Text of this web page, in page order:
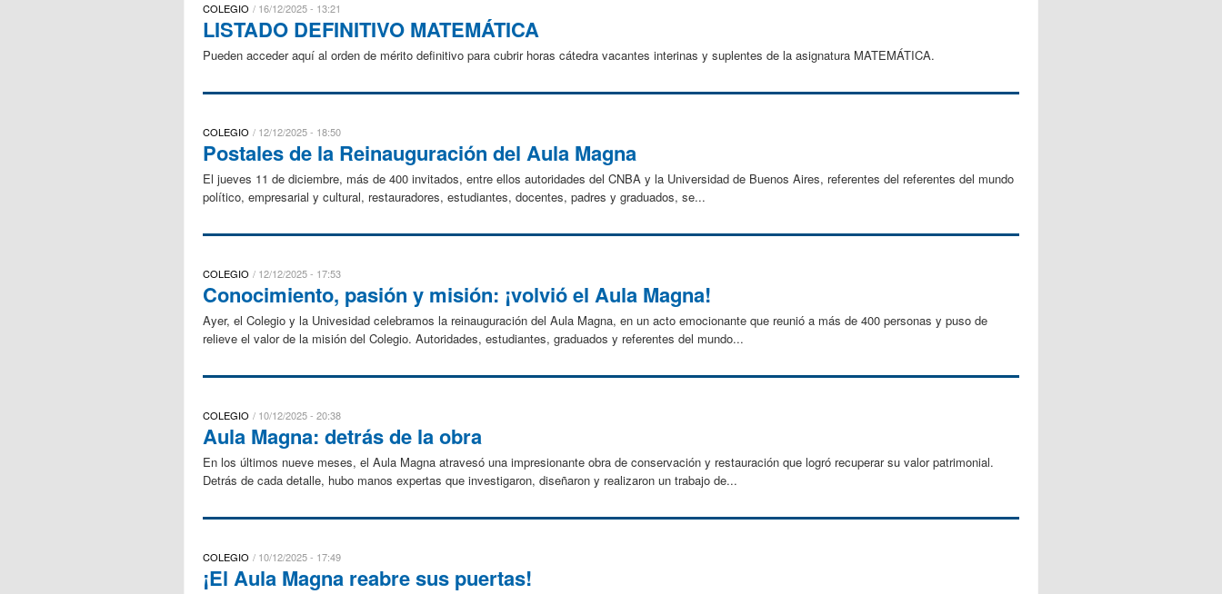
COLEGIO 16/12/2025 - 13:21
LISTADO DEFINITIVO MATEMÁTICA
Pueden acceder aquí al orden de mérito definitivo para cubrir horas cátedra vacantes interinas y suplentes de la asignatura MATEMÁTICA.
COLEGIO 12/12/2025 - 18:50
Postales de la Reinauguración del Aula Magna
El jueves 11 de diciembre, más de 400 invitados, entre ellos autoridades del CNBA y la Universidad de Buenos Aires, referentes del referentes del mundo
político, empresarial y cultural, restauradores, estudiantes, docentes, padres y graduados, se...
COLEGIO 12/12/2025 - 17:53
Conocimiento, pasión y misión: ¡volvió el Aula Magna!
Ayer, el Colegio y la Univesidad celebramos la reinauguración del Aula Magna, en un acto emocionante que reunió a más de 400 personas y puso de
relieve el valor de la misión del Colegio. Autoridades, estudiantes, graduados y referentes del mundo...
COLEGIO 10/12/2025 - 20:38
Aula Magna: detrás de la obra
En los últimos nueve meses, el Aula Magna atravesó una impresionante obra de conservación y restauración que logró recuperar su valor patrimonial.
Detrás de cada detalle, hubo manos expertas que investigaron, diseñaron y realizaron un trabajo de...
COLEGIO 10/12/2025 - 17:49
¡El Aula Magna reabre sus puertas!